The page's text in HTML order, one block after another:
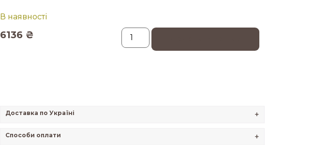
6136 ₴
В наявності
Доставка по Україні +
Способи оплати +